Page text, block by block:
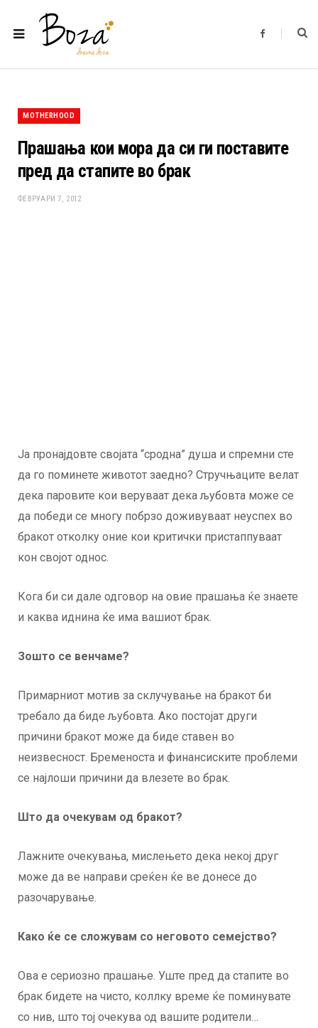
F
b
MOTHERHOOD
Прашања кои мора да си ги поставите
пред да стапите во брак
ФЕВРУАРИ 7, 2012
Ја пронајдовте својата “сродна” душа и спремни сте
да го поминете животот заедно? Стручњаците велат
дека паровите кои веруваат дека љубовта може се
да победи се многу побрзо доживуваат неуспех во
бракот отколку оние кои критички пристаппуваат
кон својот однос.
Кога би си дале одговор на овие прашања ќе знаете
и каква иднина ќе има вашиот брак.
Зошто се венчаме?
Примарниот мотив за склучување на бракот би
требало да биде љубовта. Ако постојат други
причини бракот може да биде ставен во
неизвесност. Бременоста и финансиските проблеми
се најлоши причини да влезете во брак.
Што да очекувам од бракот?
Лажните очекувања, мислењето дека некој друг
може да ве направи среќен ќе ве донесе до
разочарување.
Како ќе се сложувам со неговото семејство?
Ова е сериозно прашање. Уште пред да стапите во
брак бидете на чисто, коллку време ќе поминувате
со нив, што тој очекува од вашите родители…